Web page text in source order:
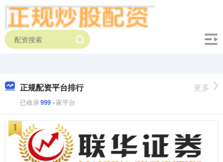
正规配资平台排行
已收录999+家平台
更多